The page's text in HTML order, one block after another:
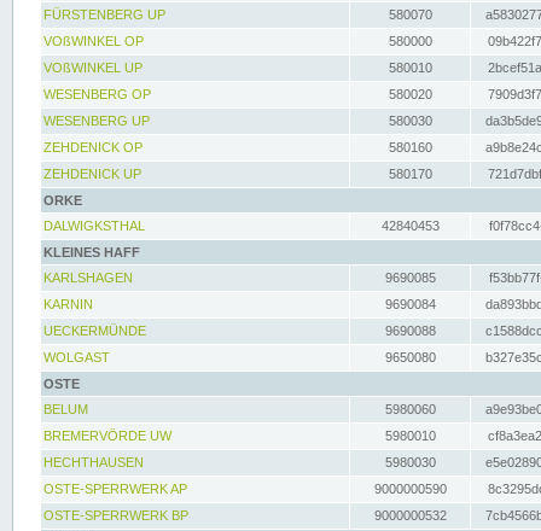
FÜRSTENBERG UP
580070
VOßWINKEL OP
580000
VOßWINKEL UP
580010
WESENBERG OP
580020
WESENBERG UP
580030
ZEHDENICK OP
580160
ZEHDENICK UP
580170
ORKE
DALWIGKSTHAL
42840453
KLEINES HAFF
KARLSHAGEN
9690085
KARNIN
9690084
UECKERMÜNDE
9690088
WOLGAST
9650080
OSTE
BELUM
5980060
BREMERVÖRDE UW
5980010
HECHTHAUSEN
5980030
OSTE-SPERRWERK AP
9000000590
OSTE-SPERRWERK BP
9000000532